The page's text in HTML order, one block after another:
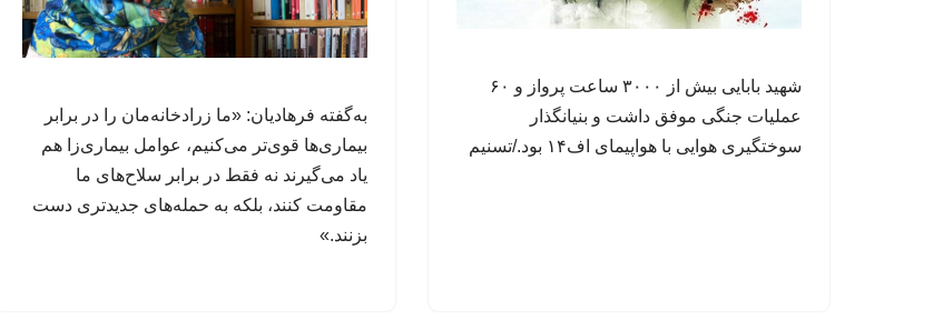
شهید بابایی بیش از ۳۰۰۰ ساعت پرواز و ۶۰
عملیات جنگی موفق داشت و بنیانگذار
سوختگیری هوایی با هواپیمای اف۱۴ بود./تسنیم
به‌گفته فرهادیان: «ما زرادخانه‌مان را در برابر
بیماری‌ها قوی‌تر می‌کنیم، عوامل‌ بیماری‌زا هم
یاد می‌گیرند نه فقط در برابر سلاح‌های ما
مقاومت کنند، بلکه به حمله‌های جدیدتری دست
بزنند.»